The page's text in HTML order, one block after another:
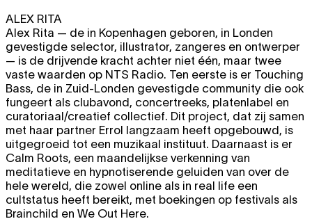
ALEX RITA
Alex Rita — de in Kopenhagen geboren, in Londen
gevestigde selector, illustrator, zangeres en ontwerper
— is de drijvende kracht achter niet één, maar twee
vaste waarden op NTS Radio. Ten eerste is er Touching
Bass, de in Zuid-Londen gevestigde community die ook
fungeert als clubavond, concertreeks, platenlabel en
curatoriaal/creatief collectief. Dit project, dat zij samen
met haar partner Errol langzaam heeft opgebouwd, is
uitgegroeid tot een muzikaal instituut. Daarnaast is er
Calm Roots, een maandelijkse verkenning van
meditatieve en hypnotiserende geluiden van over de
hele wereld, die zowel online als in real life een
cultstatus heeft bereikt, met boekingen op festivals als
Brainchild en We Out Here.